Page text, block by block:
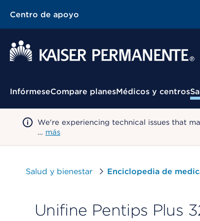
Centro de apoyo
Menú contextual
InfórmeseCompare planesMédicos y centros
We're experiencing technical issues that
… más
Salud y bienestar Enciclopedia de
Unifine Pentips Plus